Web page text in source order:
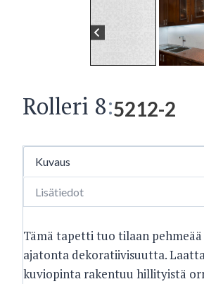
Rolleri 8:5212-2
Kuvaus
Lisätiedot
Tämä tapetti tuo tilaan
ajatonta dekoratiivisuutta.
kuviopinta rakentuu hillityistä